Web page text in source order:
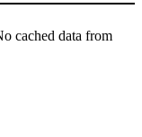
cached data from